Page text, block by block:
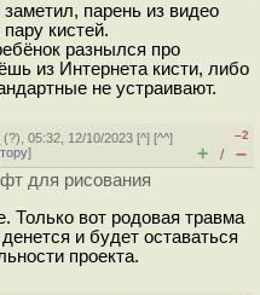
парень из видео
кистей.
разнылся про
из Интернета кисти, либо
не устраивают.
(?), 05:32, 12/10/2023 [^] [^^]
]
–2
+ / –
для рисования
Только вот родовая травма
и будет оставаться
проекта.